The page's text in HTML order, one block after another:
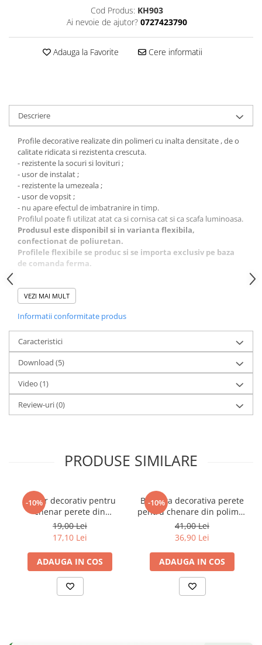
Cod Produs: KH903
Ai nevoie de ajutor? 0727423790
Adauga la Favorite Cere informatii
Descriere
Profile decorative realizate din polimeri cu inalta densitate , de o
calitate ridicata si rezistenta crescuta.
- rezistente la socuri si lovituri ;
- usor de instalat ;
- rezistente la umezeala ;
- usor de vopsit ;
- nu apare efectul de imbatranire in timp.
Profilul poate fi utilizat atat ca si cornisa cat si ca scafa luminoasa.
Produsul este disponibil si in varianta flexibila,
confectionat de poliuretan.
Profilele flexibile se produc si se importa exclusiv pe baza
de comanda ferma.
-Produsul nu contine leduri sau benzi luminoase
VEZI MAI MULT
Informatii conformitate produs
Caracteristici
Download (5)
Video (1)
Review-uri(0)
PRODUSE SIMILARE
-10%
Coltar decorativ pentru
chenar perete din
poliuretan 10.7 x 10.7 cm -
HCR502-3
19,00 Lei
17,10 Lei
ADAUGA IN COS
-10%
Bagheta decorativa perete
pentru chenare din polimer
rigid 3.3 x 1.4 cm - HCR522
41,00 Lei
36,90 Lei
ADAUGA IN COS